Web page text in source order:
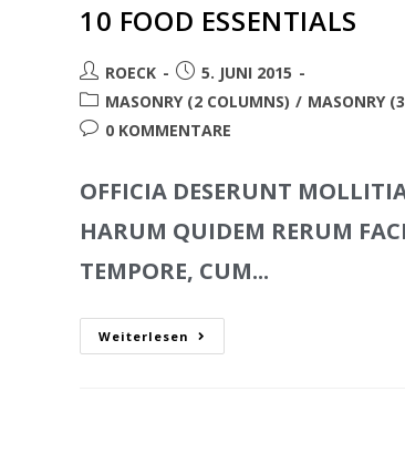
10 FOOD ESSENTIALS
ROECK
5. JUNI 2015
MASONRY (2 COLUMNS) / MASONRY
0 KOMMENTARE
OFFICIA DESERUNT
HARUM QUIDEM RERUM
TEMPORE, CUM...
Weiterlesen